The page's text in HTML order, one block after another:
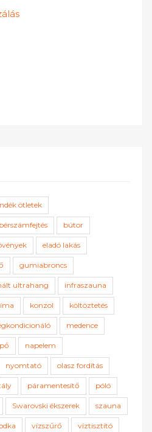
ötletek
bérszámfejtés bútor
eladó lakás
gumiabroncs
ultrahang infraszauna
konzol költöztetés
medence
napelem
nyomtató olasz fordítás
páramentesítő póló
Swarovski ékszerek szauna
vízszűrő víztisztító